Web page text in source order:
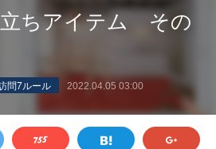
プライバシーポリシー 利用規約 会社概要
ちアイテム その
問7ルール 2022.04.05 03:00